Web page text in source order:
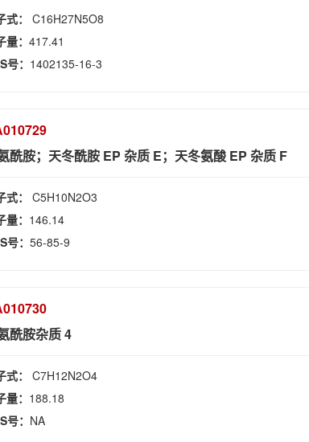
式：C16H27N5O8
量：417.41
号： 1402135-16-3
酰胺；天冬酰胺 EP 杂质 E；天冬氨酸 EP 杂质 F
式：C5H10N2O3
量： 146.14
号：56-85-9
酰胺杂质 4
式：C7H12N2O4
量： 188.18
号： NA